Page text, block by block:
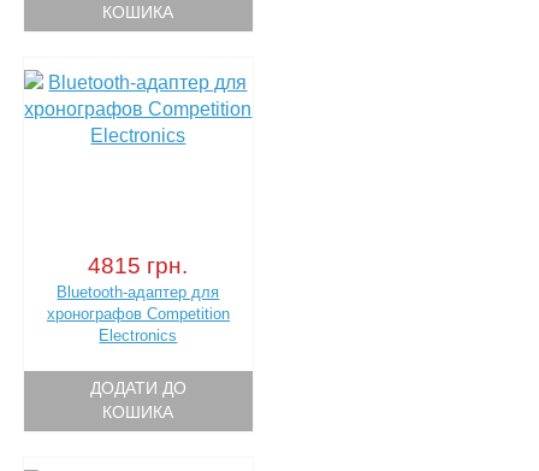
КОШИКА
4815 грн.
Bluetooth-адаптер для
хронографов Competition
Electronics
ДОДАТИ ДО
КОШИКА